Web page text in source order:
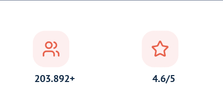
203.892+ 4.6/5